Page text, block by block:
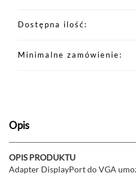
Dostępna ilość
Minimalne zamówienie
Opis
OPIS PRODUKTU
Adapter DisplayPort do VGA